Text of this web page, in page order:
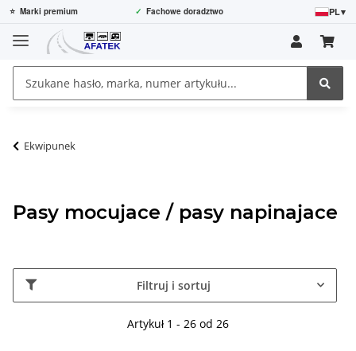
⭐ Marki premium ✓ Fachowe doradztwo PL▾
Ekwipunek
Pasy mocujace / pasy napinajace
Filtruj i sortuj
Artykuł 1 - 26 od 26